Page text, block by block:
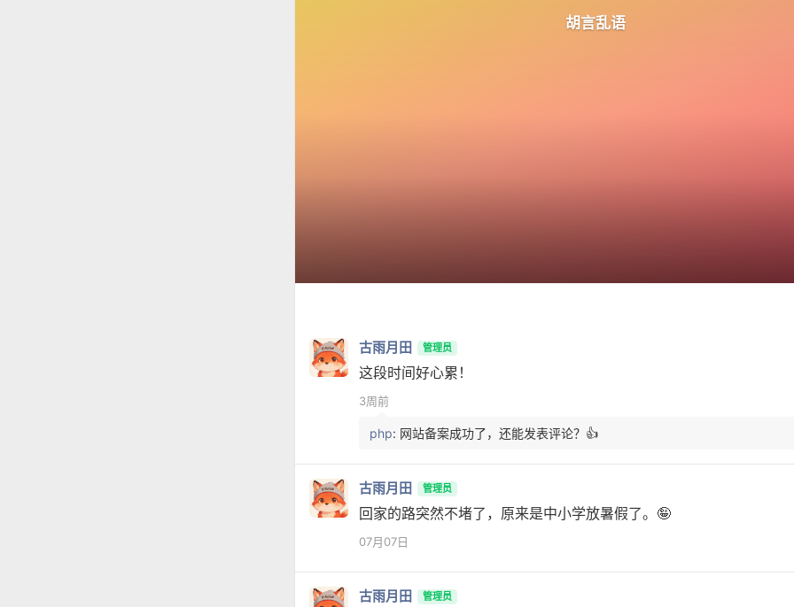
胡言乱语
古雨月田 管理员
这段时间好心累！
3周前
php: 网站备案成功了，还能发表评论？👍
古雨月田 管理员
回家的路突然不堵了，原来是中小学放暑假了。🤪
07月07日
古雨月田 管理员